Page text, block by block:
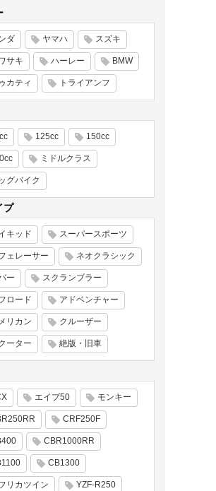
ダ ヤマハ スズキ
サキ ハーレー BMW
カティ トライアンフ
125cc 150cc
ミドルクラス
グバイク
プ
キッド スーパースポーツ
ェレーサー ネオクラシック
ー スクランブラー
ロード アドベンチャー
リカン クルーザー
ーター 絶版・旧車
エイプ50 モンキー
CRF250F
CBR1000RR
CB1300
リカツイン YZF-R250